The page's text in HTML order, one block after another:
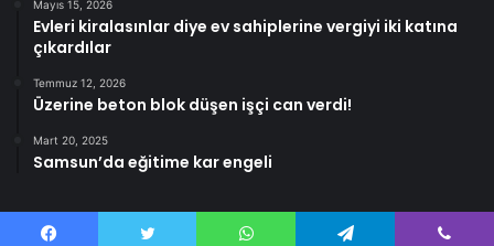
Mayıs 15, 2026
Evleri kiralasınlar diye ev sahiplerine vergiyi iki katına
çıkardılar
Temmuz 12, 2026
Üzerine beton blok düşen işçi can verdi!
Mart 20, 2025
Samsun’da eğitime kar engeli